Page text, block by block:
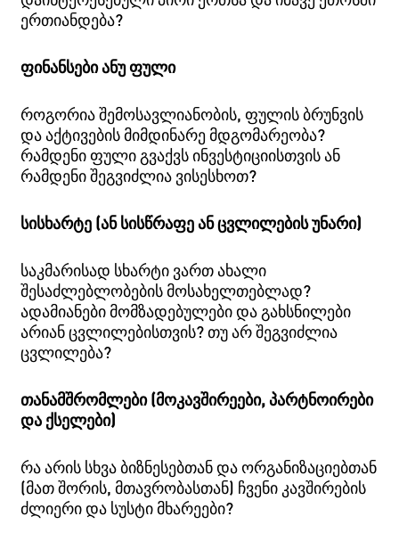
ერთიანდება?
ფინანსები ანუ ფული
როგორია შემოსავლიანობის, ფულის ბრუნვის
და აქტივების მიმდინარე მდგომარეობა?
რამდენი ფული გვაქვს ინვესტიციისთვის ან
რამდენი შეგვიძლია ვისესხოთ?
სისხარტე (ან სისწრაფე ან ცვლილების უნარი)
საკმარისად სხარტი ვართ ახალი
შესაძლებლობების მოსახელთებლად?
ადამიანები მომზადებულები და გახსნილები
არიან ცვლილებისთვის? თუ არ შეგვიძლია
ცვლილება?
თანამშრომლები (მოკავშირეები, პარტნოირები
და ქსელები)
რა არის სხვა ბიზნესებთან და ორგანიზაციებთან
(მათ შორის, მთავრობასთან) ჩვენი კავშირების
ძლიერი და სუსტი მხარეები?